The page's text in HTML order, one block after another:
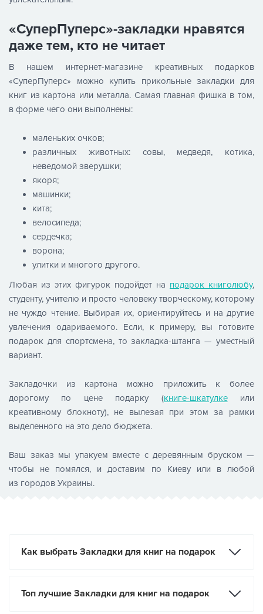
«СуперПуперс»-закладки нравятся
даже тем, кто не читает
В нашем интернет-магазине креативных подарков
«СуперПуперс» можно купить прикольные закладки для
книг из картона или металла. Самая главная фишка в том,
в форме чего они выполнены:
маленьких очков;
различных животных: совы, медведя, котика,
неведомой зверушки;
якоря;
машинки;
кита;
велосипеда;
сердечка;
ворона;
улитки и многого другого.
Любая из этих фигурок подойдет на подарок книголюбу,
студенту, учителю и просто человеку творческому, которому
не чуждо чтение. Выбирая их, ориентируйтесь и на другие
увлечения одариваемого. Если, к примеру, вы готовите
подарок для спортсмена, то закладка-штанга — уместный
вариант.
Закладочки из картона можно приложить к более
дорогому по цене подарку (книге-шкатулкеили
креативному блокноту), не вылезая при этом за рамки
выделенного на это дело бюджета.
Ваш заказ мы упакуем вместе с деревянным бруском —
чтобы не помялся, и доставим по Киеву или в любой
из городов Украины.
Как выбрать Закладки для книг на подарок
Топ лучшие Закладки для книг на подарок